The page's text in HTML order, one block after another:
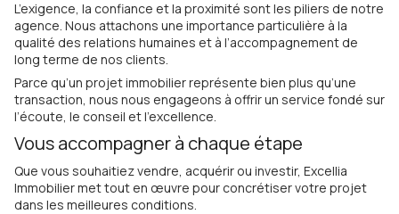
L’exigence, la confiance et la proximité sont les piliers de notre
agence. Nous attachons une importance particulière à la
qualité des relations humaines et à l’accompagnement de
long terme de nos clients.
Parce qu’un projet immobilier représente bien plus qu’une
transaction, nous nous engageons à offrir un service fondé sur
l’écoute, le conseil et l’excellence.
Vous accompagner à chaque étape
Que vous souhaitiez vendre, acquérir ou investir, Excellia
Immobilier met tout en œuvre pour concrétiser votre projet
dans les meilleures conditions.